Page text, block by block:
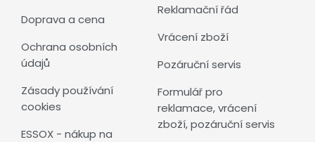
Doprava a cena
Ochrana osobních
údajů
Zásady používání
cookies
ESSOX - nákup na
Reklamační řád
Vrácení zboží
Pozáruční servis
Formulář pro
reklamace, vrácení
zboží, pozáruční servis